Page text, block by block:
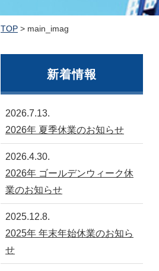
TOP > main_imag
新着情報
2026.7.13.
2026年 夏季休業のお知らせ
2026.4.30.
2026年 ゴールデンウィーク休
業のお知らせ
2025.12.8.
2025年 年末年始休業のお知ら
せ